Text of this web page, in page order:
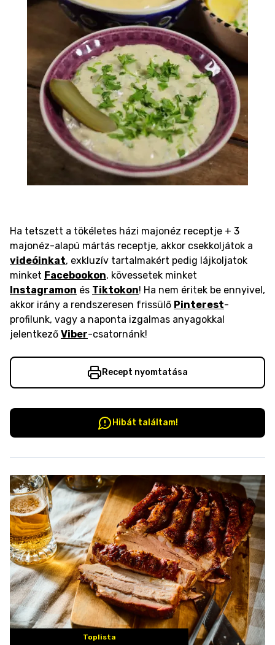
Ha tetszett a tökéletes házi majonéz receptje + 3
majonéz-alapú mártás receptje, akkor csekkoljátok a
videóinkat, exkluzív tartalmakért pedig lájkoljatok
minket Facebookon, kövessetek minket
Instagramon és Tiktokon! Ha nem éritek be ennyivel,
akkor irány a rendszeresen frissülő Pinterest-
profilunk, vagy a naponta izgalmas anyagokkal
jelentkező Viber-csatornánk!
Recept nyomtatása
Hibát találtam!
Toplista